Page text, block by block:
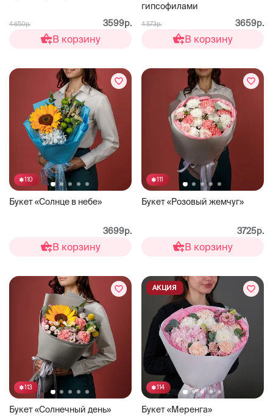
4 650р. 3599р.
В корзину
гипсофилами
4 573р. 3659р.
В корзину
110
Букет «Солнце в небе»
3699р.
В корзину
111
Букет «Розовый жемчуг»
3725р.
В корзину
113
Букет «Солнечный день»
114
Букет «Меренга»
АКЦИЯ